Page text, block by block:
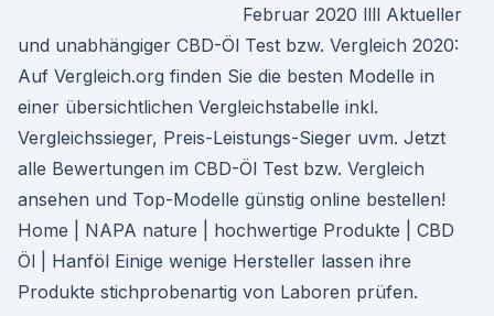
Februar 2020 llll Aktueller
und unabhängiger CBD-Öl Test bzw. Vergleich 2020:
Auf Vergleich.org finden Sie die besten Modelle in
einer übersichtlichen Vergleichstabelle inkl.
Vergleichssieger, Preis-Leistungs-Sieger uvm. Jetzt
alle Bewertungen im CBD-Öl Test bzw. Vergleich
ansehen und Top-Modelle günstig online bestellen!
Home | NAPA nature | hochwertige Produkte | CBD
Öl | Hanföl Einige wenige Hersteller lassen ihre
Produkte stichprobenartig von Laboren prüfen.